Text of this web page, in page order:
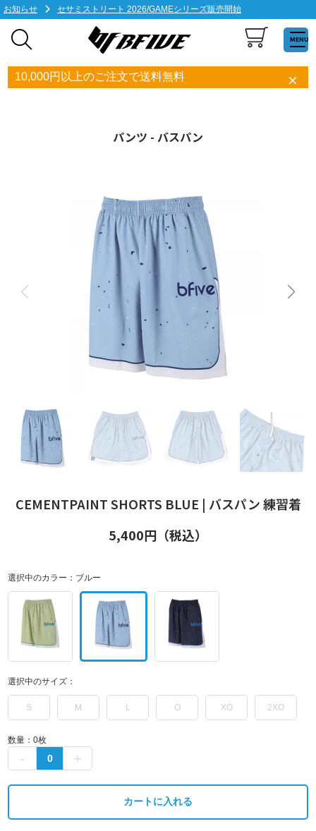
お知らせ セサミストリート 2026/GAMEシリーズ販売開始
MENU
10,000円以上のご注文で送料無料
パンツ - バスパン
CEMENTPAINT SHORTS BLUE | バスパン 練習着
5,400円（税込）
選択中のカラー： ブルー
選択中のサイズ：
S M L O XO 2XO
数量：0枚
カートに入れる